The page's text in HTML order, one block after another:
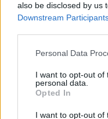
also be disclosed by us
Downstream
Please note that this
not limited to your visit
grant or deny consent
use your data for below
consent section.
Personal Data
I want to opt-out of
personal data.
Opted In
I want to opt-out of
Fényszínház
szinhazhu•2005. április 27.
Ma délután elõször